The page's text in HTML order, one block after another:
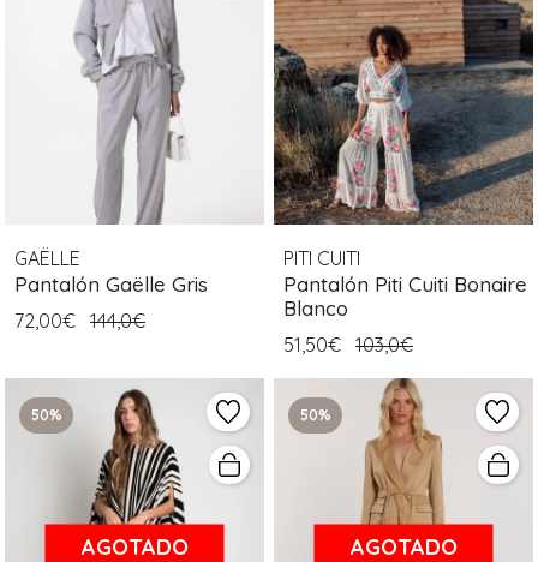
GAËLLE
Pantalón Gaëlle Gris
72,00€ 144,0€
PITI CUITI
Pantalón Piti Cuiti Bonaire
Blanco
51,50€ 103,0€
50%
AGOTADO
50%
AGOTADO